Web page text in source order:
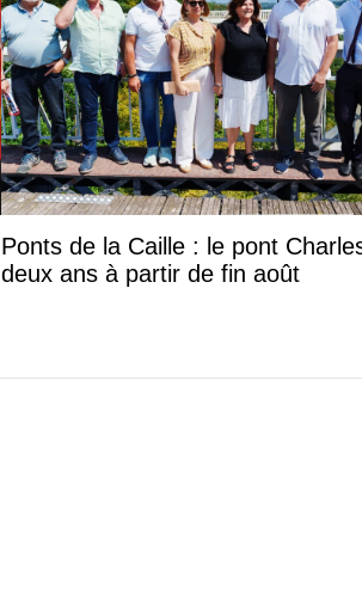
Ponts de la Caille : le pont
deux ans à partir de fin août